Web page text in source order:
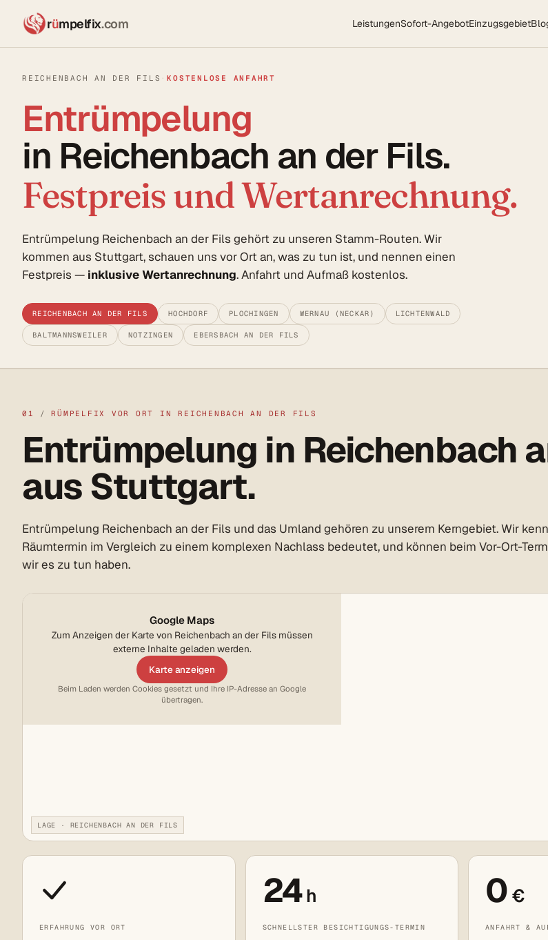
rümpelfix.com LeistungenSofort-AngebotEinzugsgebiet
REICHENBACH AN DER FILS ·KOSTENLOSE ANFAHRT
Entrümpelung
in Reichenbach an der Fils.
Festpreis und Wertanrechnung.
Entrümpelung Reichenbach an der Fils gehört zu unseren Stamm-Routen. Wir
kommen aus Stuttgart, schauen uns vor Ort an, was zu tun ist, und nennen einen
Festpreis — inklusive Wertanrechnung. Anfahrt und Aufmaß kostenlos.
REICHENBACH AN DER FILS HOCHDORF PLOCHINGEN WERNAU (NECKAR) LICHTENWALD
BALTMANNSWEILER NOTZINGEN EBERSBACH AN DER FILS
01 / RÜMPELFIX VOR ORT IN REICHENBACH AN DER FILS
Entrümpelung in Reichenbach
aus Stuttgart.
Entrümpelung Reichenbach an der Fils und das Umland gehören zu unserem Kerngebiet. Wir
Räumtermin im Vergleich zu einem komplexen Nachlass bedeutet, und können beim Vor-Ort-
wir es zu tun haben.
Google Maps
Zum Anzeigen der Karte von Reichenbach an der Fils müssen
externe Inhalte geladen werden.
Karte anzeigen
Beim Laden werden Cookies gesetzt und Ihre IP-Adresse an Google
übertragen.
LAGE · REICHENBACH AN DER FILS
ERFAHRUNG VOR ORT
24h
SCHNELLSTER BESICHTIGUNGS-TERMIN
0 €
ANFAHRT &